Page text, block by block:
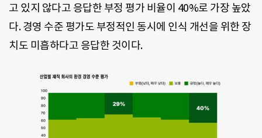
고 있지 않다고 응답한 부정 평가 비율이 40%로 가장 높았
다. 경영 수준 평가도 부정적인 동시에 인식 개선을 위한 장
치도 미흡하다고 응답한 것이다.